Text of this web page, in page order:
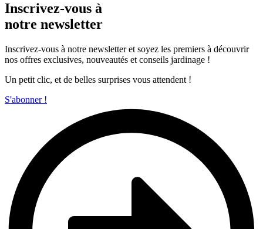
Inscrivez-vous à
notre newsletter
Inscrivez-vous à notre newsletter et soyez les premiers à découvrir
nos offres exclusives, nouveautés et conseils jardinage !
Un petit clic, et de belles surprises vous attendent !
S'abonner !